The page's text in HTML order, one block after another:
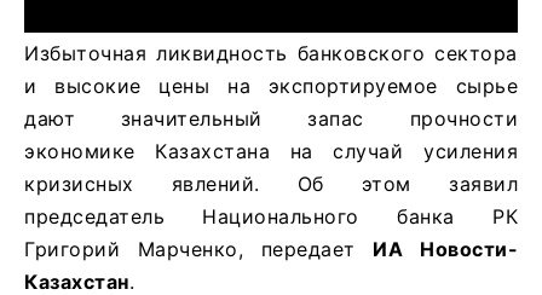
Избыточная ликвидность банковского сектора
и высокие цены на экспортируемое сырье
дают значительный запас прочности
экономике Казахстана на случай усиления
кризисных явлений. Об этом заявил
председатель Национального банка РК
Григорий Марченко, передает ИА Новости-
Казахстан.